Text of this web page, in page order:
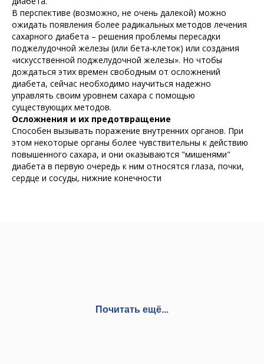
В перспективе (возможно, не очень далекой) можно
ожидать появления более радикальных методов лечения
сахарного диабета – решения проблемы пересадки
поджелудочной железы (или бета-клеток) или создания
«искусственной поджелудочной железы». Но чтобы
дождаться этих времен свободным от осложнений
диабета, сейчас необходимо научиться надежно
управлять своим уровнем сахара с помощью
существующих методов.
Осложнения и их предотвращение
Способен вызывать поражение внутренних органов. При
этом некоторые органы более чувствительны к действию
повышенного сахара, и они оказываются "мишенями"
диабета в первую очередь к ним относятся глаза, почки,
сердце и сосуды, нижние конечности
Почитать ещё...